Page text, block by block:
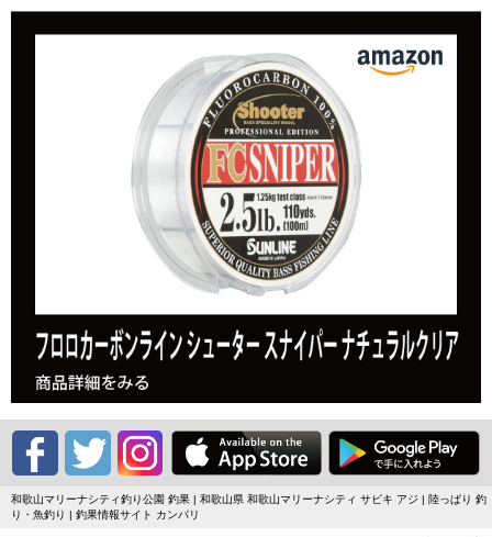
和歌山マリーナシティ釣り公園 釣果 | 和歌山県 和歌山マリーナシティ サビキ アジ | 陸っぱり 釣
り・魚釣り | 釣果情報サイト カンパリ